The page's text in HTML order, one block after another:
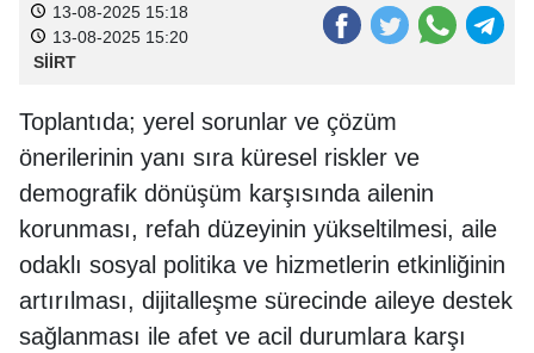
13-08-2025 15:18
13-08-2025 15:20
SİİRT
Toplantıda; yerel sorunlar ve çözüm
önerilerinin yanı sıra küresel riskler ve
demografik dönüşüm karşısında ailenin
korunması, refah düzeyinin yükseltilmesi, aile
odaklı sosyal politika ve hizmetlerin etkinliğinin
artırılması, dijitalleşme sürecinde aileye destek
sağlanması ile afet ve acil durumlara karşı